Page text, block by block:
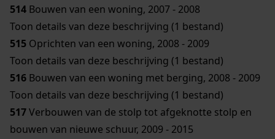
514 Bouwen van een woning, 2007 - 2008
Toon details van deze beschrijving (1 bestand)
515 Oprichten van een woning, 2008 - 2009
Toon details van deze beschrijving (1 bestand)
516 Bouwen van een woning met berging, 2008 - 2009
Toon details van deze beschrijving (1 bestand)
517Verbouwen van de stolp tot afgeknotte stolp en
bouwen van nieuwe schuur, 2009 - 2015